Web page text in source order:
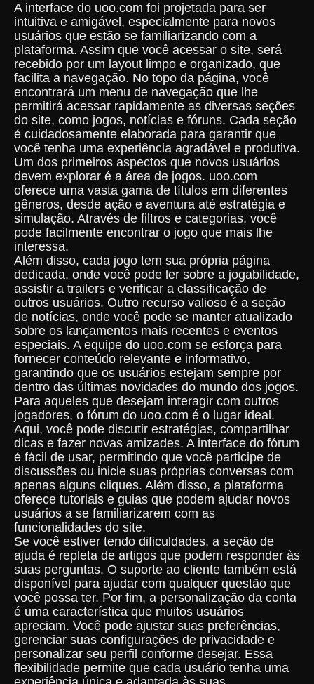
A interface do uoo.com foi projetada para ser
intuitiva e amigável, especialmente para novos
usuários que estão se familiarizando com a
plataforma. Assim que você acessar o site, será
recebido por um layout limpo e organizado, que
facilita a navegação. No topo da página, você
encontrará um menu de navegação que lhe
permitirá acessar rapidamente as diversas seções
do site, como jogos, notícias e fóruns. Cada seção
é cuidadosamente elaborada para garantir que
você tenha uma experiência agradável e produtiva.
Um dos primeiros aspectos que novos usuários
devem explorar é a área de jogos. uoo.com
oferece uma vasta gama de títulos em diferentes
gêneros, desde ação e aventura até estratégia e
simulação. Através de filtros e categorias, você
pode facilmente encontrar o jogo que mais lhe
interessa.
Além disso, cada jogo tem sua própria página
dedicada, onde você pode ler sobre a jogabilidade,
assistir a trailers e verificar a classificação de
outros usuários. Outro recurso valioso é a seção
de notícias, onde você pode se manter atualizado
sobre os lançamentos mais recentes e eventos
especiais. A equipe do uoo.com se esforça para
fornecer conteúdo relevante e informativo,
garantindo que os usuários estejam sempre por
dentro das últimas novidades do mundo dos jogos.
Para aqueles que desejam interagir com outros
jogadores, o fórum do uoo.com é o lugar ideal.
Aqui, você pode discutir estratégias, compartilhar
dicas e fazer novas amizades. A interface do fórum
é fácil de usar, permitindo que você participe de
discussões ou inicie suas próprias conversas com
apenas alguns cliques. Além disso, a plataforma
oferece tutoriais e guias que podem ajudar novos
usuários a se familiarizarem com as
funcionalidades do site.
Se você estiver tendo dificuldades, a seção de
ajuda é repleta de artigos que podem responder às
suas perguntas. O suporte ao cliente também está
disponível para ajudar com qualquer questão que
você possa ter. Por fim, a personalização da conta
é uma característica que muitos usuários
apreciam. Você pode ajustar suas preferências,
gerenciar suas configurações de privacidade e
personalizar seu perfil conforme desejar. Essa
flexibilidade permite que cada usuário tenha uma